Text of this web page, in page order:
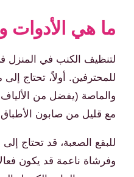
ما هي الأدوات
لتنظيف الكنب في المنزل
للمحترفين. أولاً، تحتاج
والماصة (يفضل من
مع قليل من صابون
للبقع الصعبة، قد تحتاج
وفرشاة ناعمة قد يكون